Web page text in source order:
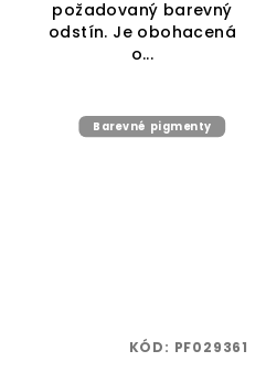
požadovaný barevný
odstín. Je obohacená
o...
Barevné pigmenty
KÓD: PF029361